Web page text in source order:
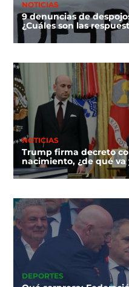
NOTICIAS
9 denuncias de
¿Cuáles son las
NOTICIAS
Trump firma decreto
nacimiento, ¿de qué va
DEPORTES